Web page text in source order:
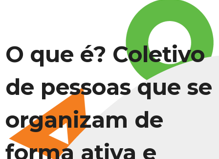
O que é? Coletivo
de pessoas que se
organizam de
forma ativa e